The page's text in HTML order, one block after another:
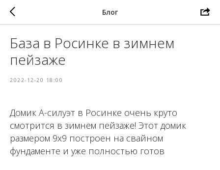
Блог
База в Росинке в зимнем
пейзаже
2022-12-20 18:00
Домик А-силуэт в Росинке очень круто
смотрится в зимнем пейзаже! Этот домик
размером 9х9 построен на свайном
фундаменте и уже полностью готов